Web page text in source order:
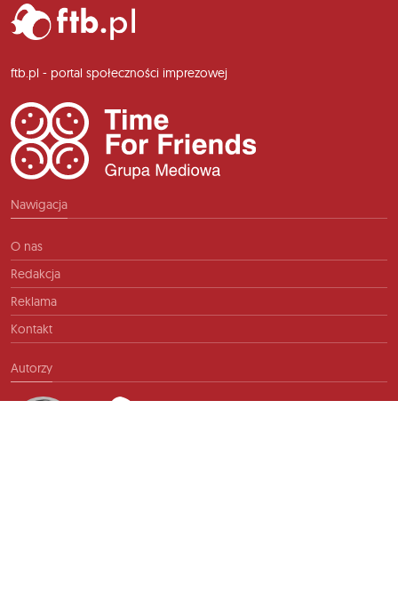
ftb.pl - portal społeczności imprezowej
Nawigacja
O nas
Redakcja
Reklama
Kontakt
Autorzy